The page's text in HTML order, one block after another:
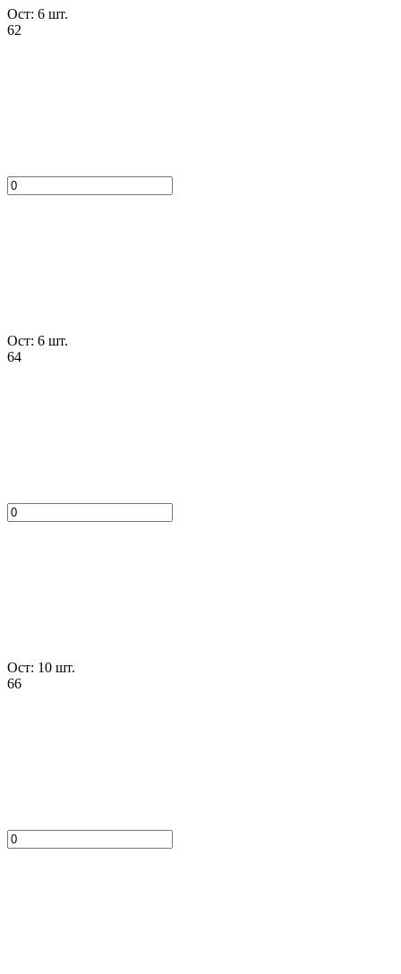
Ост: 6 шт.
62
Ост: 6 шт.
64
Ост: 10 шт.
66